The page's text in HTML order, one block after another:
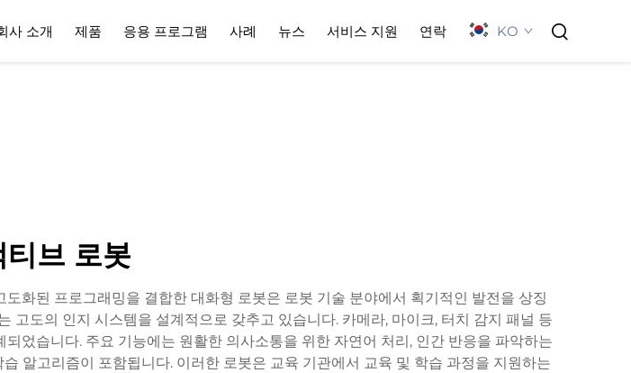
사 소개 제품 응용 프로그램 사례 뉴스 서비스 지원 연락 KO
티브 로봇
화된 프로그래밍을 결합한 대화형 로봇은 로봇 기술 분야에서 획기적인 발전을 상징
고도의 인지 시스템을 설계적으로 갖추고 있습니다. 카메라, 마이크, 터치 감지 패널 등
었습니다. 주요 기능에는 원활한 의사소통을 위한 자연어 처리, 인간 반응을 파악하는
알고리즘이 포함됩니다. 이러한 로봇은 교육 기관에서 교육 및 학습 과정을 지원하는